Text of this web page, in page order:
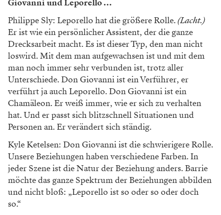
Giovanni und Leporello …
Philippe Sly: Leporello hat die größere Rolle.(Lacht.)
Er ist wie ein persönlicher Assistent, der die ganze
Drecksarbeit macht. Es ist dieser Typ, den man nicht
loswird. Mit dem man aufgewachsen ist und mit dem
man noch immer sehr verbunden ist, trotz aller
Unterschiede. Don Giovanni ist ein Verführer, er
verführt ja auch Leporello. Don Giovanni ist ein
Chamäleon. Er weiß immer, wie er sich zu verhalten
hat. Und er passt sich blitzschnell Situationen und
Personen an. Er verändert sich ständig.
Kyle Ketelsen: Don Giovanni ist die schwierigere Rolle.
Unsere Beziehungen haben verschiedene Farben. In
jeder Szene ist die Natur der Beziehung anders. Barrie
möchte das ganze Spektrum der Beziehungen abbilden
und nicht bloß: „Leporello ist so oder so oder doch
so.“